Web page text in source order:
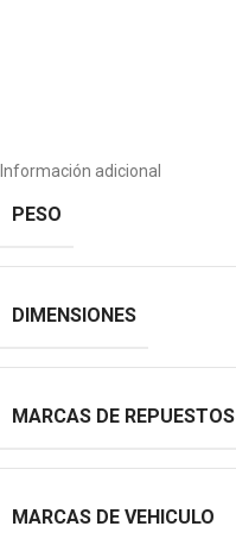
Información adicional
PESO
DIMENSIONES
MARCAS DE REPUESTOS
MARCAS DE VEHICULO